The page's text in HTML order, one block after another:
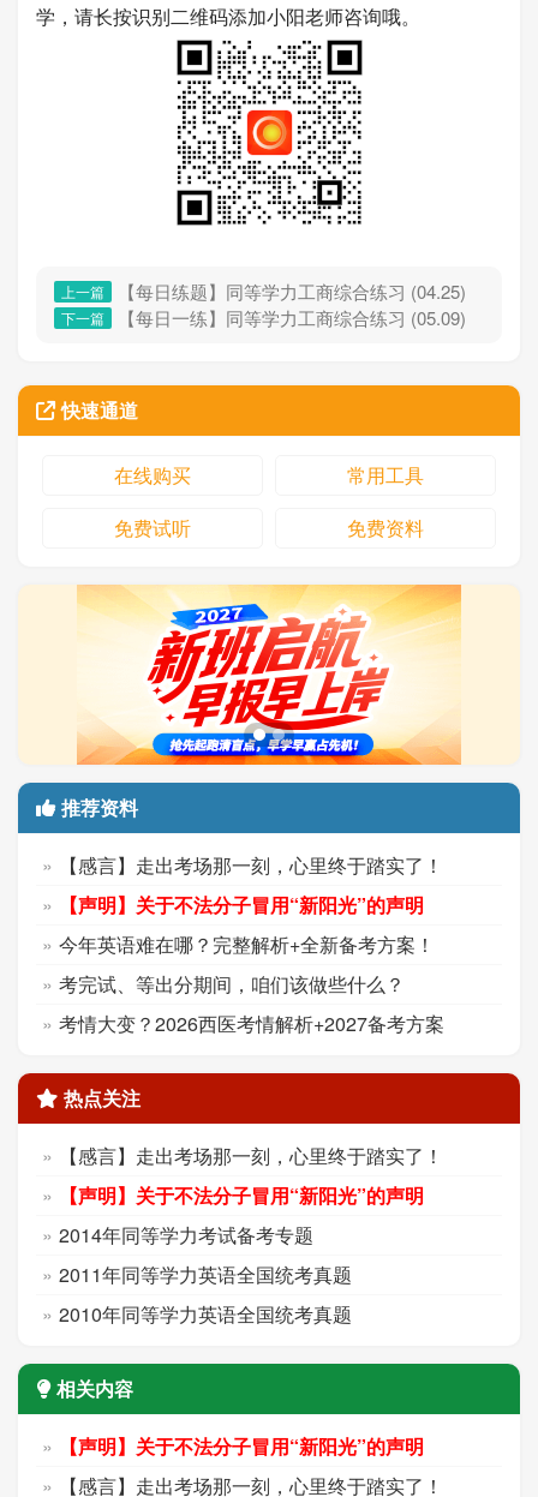
学，请长按识别二维码添加小阳老师咨询哦。
上一篇 【每日练题】同等学力工商综合练习 (04.25)
下一篇 【每日一练】同等学力工商综合练习 (05.09)
快速通道
在线购买
常用工具
免费试听
免费资料
推荐资料
【感言】走出考场那一刻，心里终于踏实了！
【声明】关于不法分子冒用“新阳光”的声明
今年英语难在哪？完整解析+全新备考方案！
考完试、等出分期间，咱们该做些什么？
考情大变？2026西医考情解析+2027备考方案
热点关注
【感言】走出考场那一刻，心里终于踏实了！
【声明】关于不法分子冒用“新阳光”的声明
2014年同等学力考试备考专题
2011年同等学力英语全国统考真题
2010年同等学力英语全国统考真题
相关内容
【声明】关于不法分子冒用“新阳光”的声明
【感言】走出考场那一刻，心里终于踏实了！